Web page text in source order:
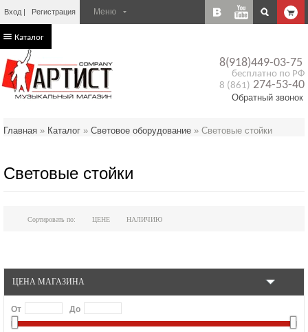
Вход Регистрация
8(918)449-03-75
бесплатно по РФ
8 (861) 274-53-40
Обратный звонок
Каталог
Главная » Каталог » Световое оборудование » Световые стойки
Световые стойки
Сортировать по: ЦЕНЕ НАЛИЧИЮ
ЦЕНА МАГАЗИНА
От До